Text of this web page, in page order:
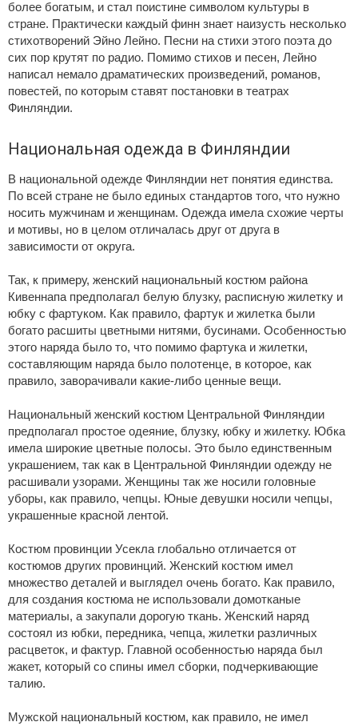
более богатым, и стал поистине символом культуры в
стране. Практически каждый финн знает наизусть несколько
стихотворений Эйно Лейно. Песни на стихи этого поэта до
сих пор крутят по радио. Помимо стихов и песен, Лейно
написал немало драматических произведений, романов,
повестей, по которым ставят постановки в театрах
Финляндии.
Национальная одежда в Финляндии
В национальной одежде Финляндии нет понятия единства.
По всей стране не было единых стандартов того, что нужно
носить мужчинам и женщинам. Одежда имела схожие черты
и мотивы, но в целом отличалась друг от друга в
зависимости от округа.
Так, к примеру, женский национальный костюм района
Кивеннапа предполагал белую блузку, расписную жилетку и
юбку с фартуком. Как правило, фартук и жилетка были
богато расшиты цветными нитями, бусинами. Особенностью
этого наряда было то, что помимо фартука и жилетки,
составляющим наряда было полотенце, в которое, как
правило, заворачивали какие-либо ценные вещи.
Национальный женский костюм Центральной Финляндии
предполагал простое одеяние, блузку, юбку и жилетку. Юбка
имела широкие цветные полосы. Это было единственным
украшением, так как в Центральной Финляндии одежду не
расшивали узорами. Женщины так же носили головные
уборы, как правило, чепцы. Юные девушки носили чепцы,
украшенные красной лентой.
Костюм провинции Усекла глобально отличается от
костюмов других провинций. Женский костюм имел
множество деталей и выглядел очень богато. Как правило,
для создания костюма не использовали домотканые
материалы, а закупали дорогую ткань. Женский наряд
состоял из юбки, передника, чепца, жилетки различных
расцветок, и фактур. Главной особенностью наряда был
жакет, который со спины имел сборки, подчеркивающие
талию.
Мужской национальный костюм, как правило, не имел